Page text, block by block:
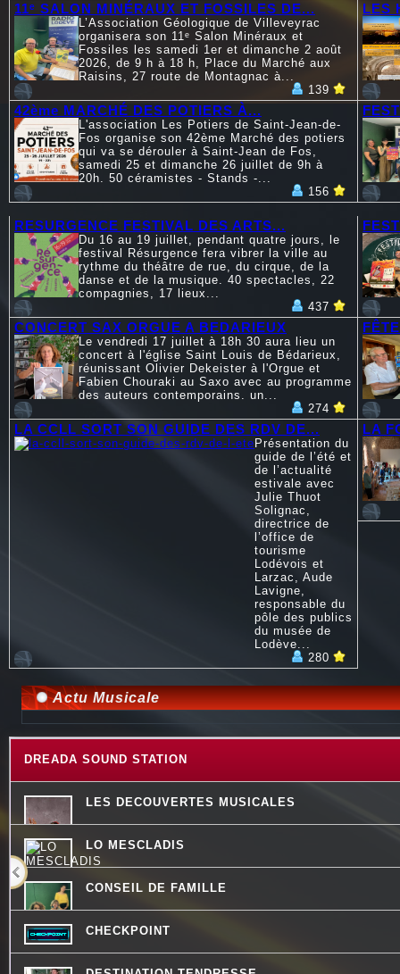
11ᵉ SALON MINÉRAUX ET FOSSILES DE...
L’Association Géologique de Villeveyrac
organisera son 11ᵉ Salon Minéraux et
Fossiles les samedi 1er et dimanche 2 août
2026, de 9 h à 18 h, Place du Marché aux
Raisins, 27 route de Montagnac à...
139
LES
42ème MARCHÉ DES POTIERS À...
L'association Les Potiers de Saint-Jean-de-
Fos organise son 42ème Marché des potiers
qui va se dérouler à Saint-Jean de Fos,
samedi 25 et dimanche 26 juillet de 9h à
20h. 50 céramistes - Stands -...
156
RESURGENCE FESTIVAL DES ARTS...
Du 16 au 19 juillet, pendant quatre jours, le
festival Résurgence fera vibrer la ville au
rythme du théâtre de rue, du cirque, de la
danse et de la musique. 40 spectacles, 22
compagnies, 17 lieux...
437
CONCERT SAX ORGUE A BEDARIEUX
Le vendredi 17 juillet à 18h 30 aura lieu un
concert à l'église Saint Louis de Bédarieux,
réunissant Olivier Dekeister à l'Orgue et
Fabien Chouraki au Saxo avec au programme
des auteurs contemporains. un...
274
LA CCLL SORT SON GUIDE DES RDV DE...
Présentation du
guide de l’été et
de l’actualité
estivale avec
Julie Thuot
Solignac,
directrice de
l’office de
tourisme
Lodévois et
Larzac, Aude
Lavigne,
responsable du
pôle des publics
du musée de
Lodève...
280
LA
Actu Musicale
DREADA SOUND STATION
LES DECOUVERTES MUSICALES
LO MESCLADIS
CONSEIL DE FAMILLE
CHECKPOINT